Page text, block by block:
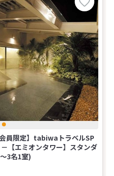
員限定】tabiwaトラベルSP
【エミオンタワー】スタンダ
3名1室)